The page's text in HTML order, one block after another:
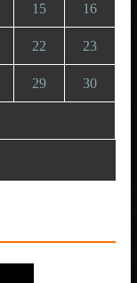
15 16
22 23
29 30